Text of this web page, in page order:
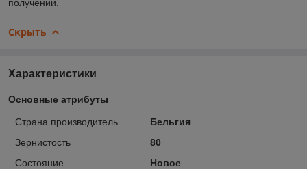
получении.
Скрыть
Характеристики
Основные атрибуты
Страна производитель
Бельгия
Зернистость
80
Состояние
Новое